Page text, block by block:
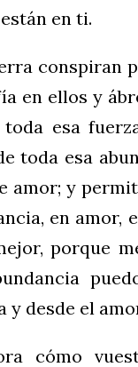
en ti.
conspiran
en ellos y
toda esa
toda esa
amor; y
en amor,
porque
y desde el
cómo